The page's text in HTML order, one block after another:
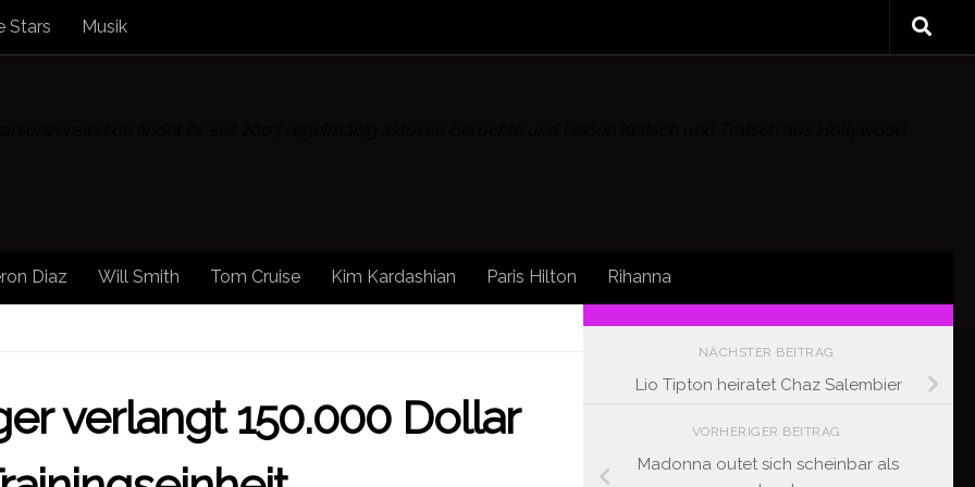
Stars Musik
Diaz Will Smith Tom Cruise Kim Kardashian Paris Hilton Rihanna
verlangt 150.000 Dollar
NÄCHSTER BEITRAG
Lio Tipton heiratet Chaz Salembier
VORHERIGER BEITRAG
Madonna outet sich scheinbar als